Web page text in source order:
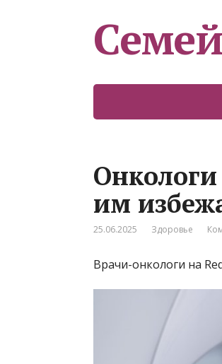
им
25.06.2025 Здоровье
Врачи-онкологи на